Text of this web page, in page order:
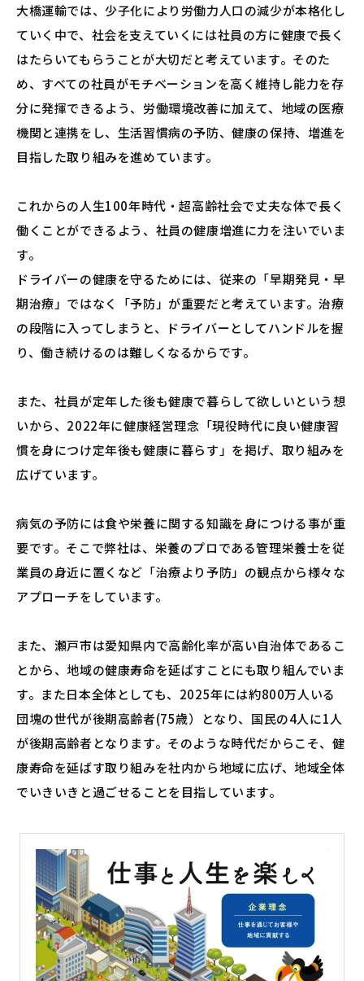
大橋運輸では、少子化により労働力人口の減少が本格化し
ていく中で、社会を支えていくには社員の方に健康で長く
はたらいてもらうことが大切だと考えています。そのた
め、すべての社員がモチベーションを高く維持し能力を存
分に発揮できるよう、労働環境改善に加えて、地域の医療
機関と連携をし、生活習慣病の予防、健康の保持、増進を
目指した取り組みを進めています。
これからの人生100年時代・超高齢社会で丈夫な体で長く
働くことができるよう、社員の健康増進に力を注いでいま
す。
ドライバーの健康を守るためには、従来の「早期発見・早
期治療」ではなく「予防」が重要だと考えています。治療
の段階に入ってしまうと、ドライバーとしてハンドルを握
り、働き続けるのは難しくなるからです。
また、社員が定年した後も健康で暮らして欲しいという想
いから、2022年に健康経営理念「現役時代に良い健康習
慣を身につけ定年後も健康に暮らす」を掲げ、取り組みを
広げています。
病気の予防には食や栄養に関する知識を身につける事が重
要です。そこで弊社は、栄養のプロである管理栄養士を従
業員の身近に置くなど「治療より予防」の観点から様々な
アプローチをしています。
また、瀬戸市は愛知県内で高齢化率が高い自治体であるこ
とから、地域の健康寿命を延ばすことにも取り組んでいま
す。また日本全体としても、2025年には約800万人いる
団塊の世代が後期高齢者(75歳）となり、国民の4人に1人
が後期高齢者となります。そのような時代だからこそ、健
康寿命を延ばす取り組みを社内から地域に広げ、地域全体
でいきいきと過ごせることを目指しています。